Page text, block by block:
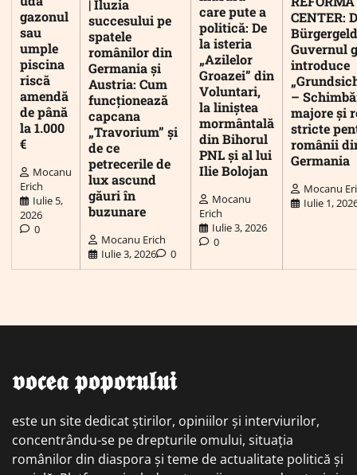
gazonul
sau
umple
piscina
riscă
amendă
de până
la 1.000
€
Mocanu
Erich
Iulie 5,
2026
0
| Iluzia
succesului pe
spatele
românilor din
Germania și
Austria: Cum
funcționează
capcana
„Travorium” și
de ce
petrecerile de
lux ascund
găuri în
buzunare
Mocanu Erich
Iulie 3, 2026
0
care pute a
politică: De
la isteria
„Azilelor
Groazei” din
Voluntari,
la liniștea
mormântală
din Bihorul
PNL și al lui
Ilie Bolojan
Mocanu
Erich
Iulie 3, 2026
0
CENTER:
Guvernul
introduce
–
majore și
stricte
românii
Germania
Mocanu
Iulie 1,
𝖛𝖔𝖈𝖊𝖆 𝖕𝖔𝖕𝖔𝖗𝖚𝖑𝖚𝖎
este un site dedicat știrilor, opiniilor și interviurilor,
concentrându-se pe drepturile omului, situația
românilor din diaspora și teme de actualitate politică și